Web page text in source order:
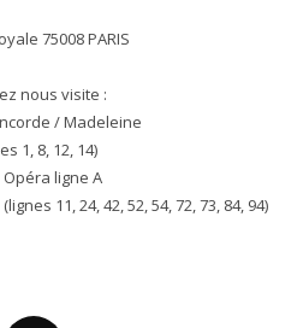
75008 PARIS
nous visite :
/ Madeleine
1, 8, 12, 14)
Opéra ligne A
11, 24, 42, 52, 54, 72, 73, 84, 94)